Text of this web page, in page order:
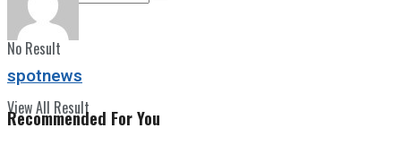
No Result
View All Result
spotnews
Recommended For You